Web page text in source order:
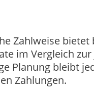
Zahlweise bietet
im Vergleich
Planung bleibt
Zahlungen.